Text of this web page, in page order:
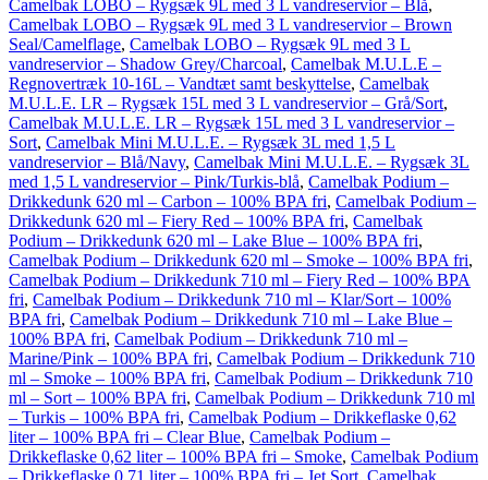
Camelbak LOBO – Rygsæk 9L med 3 L vandreservior – Blå,
Camelbak LOBO – Rygsæk 9L med 3 L vandreservior – Brown
Seal/Camelflage, Camelbak LOBO – Rygsæk 9L med 3 L
vandreservior – Shadow Grey/Charcoal, Camelbak M.U.L.E –
Regnovertræk 10-16L – Vandtæt samt beskyttelse, Camelbak
M.U.L.E. LR – Rygsæk 15L med 3 L vandreservior – Grå/Sort,
Camelbak M.U.L.E. LR – Rygsæk 15L med 3 L vandreservior –
Sort, Camelbak Mini M.U.L.E. – Rygsæk 3L med 1,5 L
vandreservior – Blå/Navy, Camelbak Mini M.U.L.E. – Rygsæk 3L
med 1,5 L vandreservior – Pink/Turkis-blå, Camelbak Podium –
Drikkedunk 620 ml – Carbon – 100% BPA fri, Camelbak Podium –
Drikkedunk 620 ml – Fiery Red – 100% BPA fri, Camelbak
Podium – Drikkedunk 620 ml – Lake Blue – 100% BPA fri,
Camelbak Podium – Drikkedunk 620 ml – Smoke – 100% BPA fri,
Camelbak Podium – Drikkedunk 710 ml – Fiery Red – 100% BPA
fri, Camelbak Podium – Drikkedunk 710 ml – Klar/Sort – 100%
BPA fri, Camelbak Podium – Drikkedunk 710 ml – Lake Blue –
100% BPA fri, Camelbak Podium – Drikkedunk 710 ml –
Marine/Pink – 100% BPA fri, Camelbak Podium – Drikkedunk 710
ml – Smoke – 100% BPA fri, Camelbak Podium – Drikkedunk 710
ml – Sort – 100% BPA fri, Camelbak Podium – Drikkedunk 710 ml
– Turkis – 100% BPA fri, Camelbak Podium – Drikkeflaske 0,62
liter – 100% BPA fri – Clear Blue, Camelbak Podium –
Drikkeflaske 0,62 liter – 100% BPA fri – Smoke, Camelbak Podium
– Drikkeflaske 0,71 liter – 100% BPA fri – Jet Sort, Camelbak